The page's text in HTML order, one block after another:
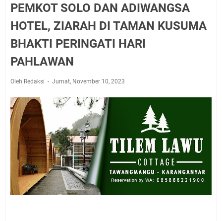
PEMKOT SOLO DAN ADIWANGSA
HOTEL, ZIARAH DI TAMAN KUSUMA
BHAKTI PERINGATI HARI
PAHLAWAN
Oleh Redaksi Jumat, November 10, 2023